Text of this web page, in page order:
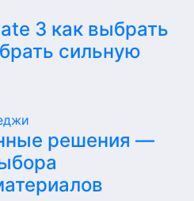
3 как выбрать
сильную
решения —